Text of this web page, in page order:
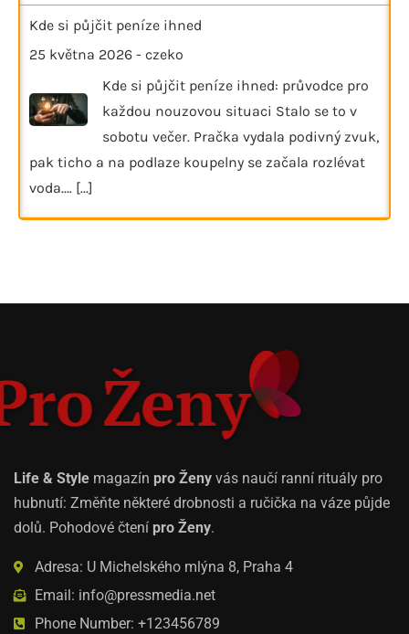
Kde si půjčit peníze ihned
25 května 2026 - czeko
Kde si půjčit peníze ihned: průvodce pro
každou nouzovou situaci Stalo se to v
sobotu večer. Pračka vydala podivný zvuk,
pak ticho a na podlaze koupelny se začala rozlévat
voda.… [...]
Life & Style magazín pro Ženy vás naučí ranní rituály pro
hubnutí: Změňte některé drobnosti a ručička na váze půjde
dolů. Pohodové čtení pro Ženy.
Adresa: U Michelského mlýna 8, Praha 4
Email: info@pressmedia.net
Phone Number: +123456789